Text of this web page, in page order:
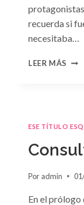
recuerda si
necesitaba…
LEER MÁS
ESE TÍTULO
Por admin
En el prólogo